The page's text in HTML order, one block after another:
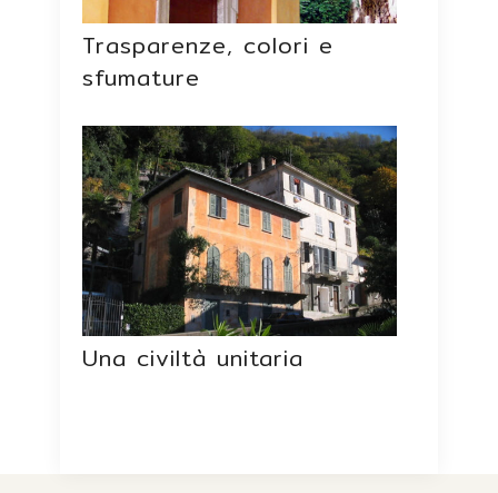
Trasparenze, colori e
sfumature
Una civiltà unitaria